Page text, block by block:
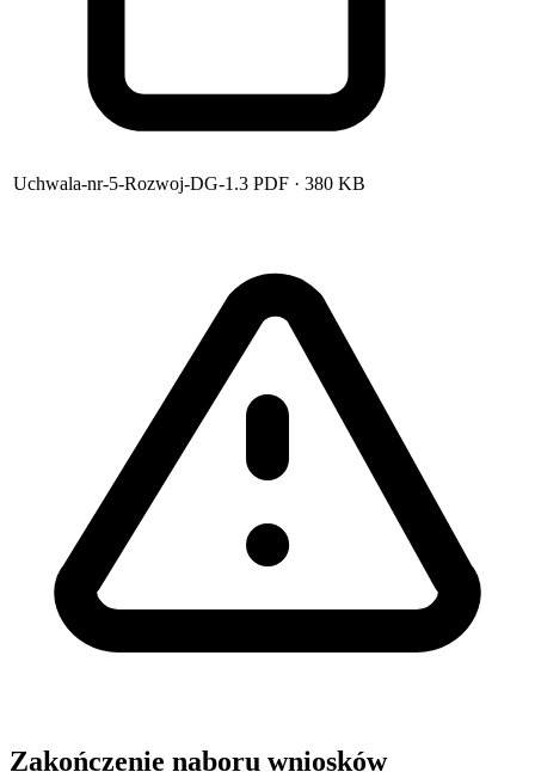
Uchwala-nr-5-Rozwoj-DG-1.3 PDF · 380 KB
Zakończenie naboru wniosków